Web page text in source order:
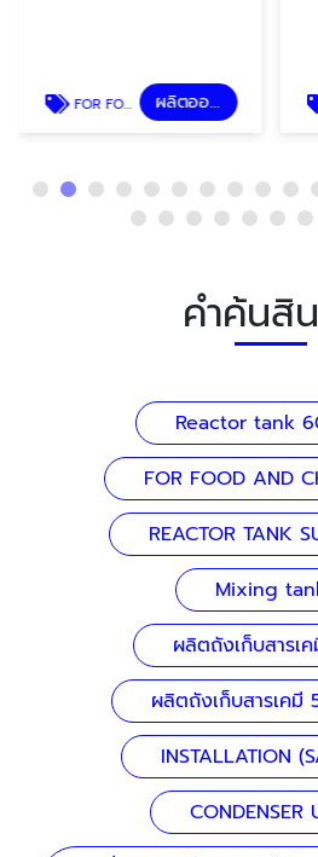
FOR FOOD AND CHEMICAL ผลิตออกแบบถังอุตสาหกรรม
คำค้นสิ
Reactor tank
FOR FOOD AND
REACTOR TANK
Mixing
ผลิตถังเก็บสารเค
ผลิตถังเก็บสารเคมี
INSTALLATION
CONDENSER